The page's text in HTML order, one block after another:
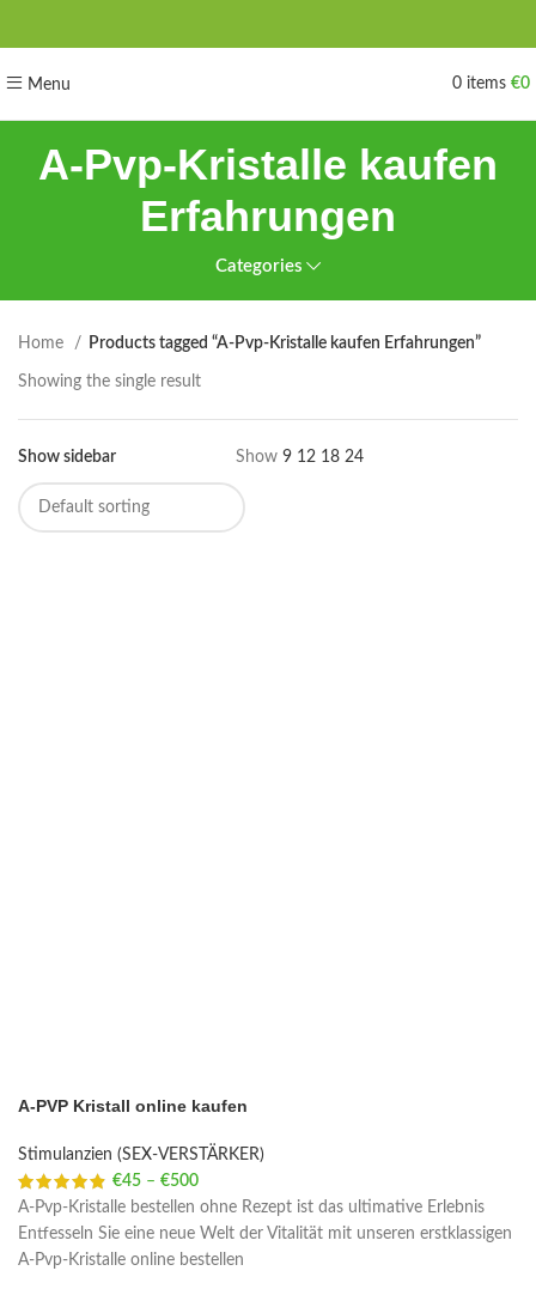
Menu 0 items €0
A-Pvp-Kristalle kaufen
Erfahrungen
Categories
Home Products tagged “A-Pvp-Kristalle kaufen Erfahrungen”
Showing the single result
Show sidebar Show 9 12 18 24
A-PVP Kristall online kaufen
Stimulanzien (SEX-VERSTÄRKER)
€45 – €500
A-Pvp-Kristalle bestellen ohne Rezept ist das ultimative Erlebnis
Entfesseln Sie eine neue Welt der Vitalität mit unseren erstklassigen
A-Pvp-Kristalle online bestellen